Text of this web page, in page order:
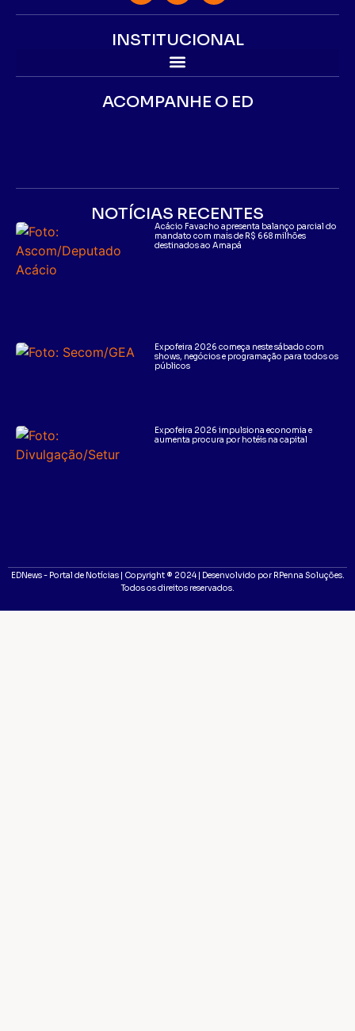
INSTITUCIONAL
ACOMPANHE O ED
NOTÍCIAS RECENTES
Acácio Favacho apresenta balanço parcial do
mandato com mais de R$ 668 milhões
destinados ao Amapá
Expofeira 2026 começa neste sábado com
shows, negócios e programação para todos os
públicos
Expofeira 2026 impulsiona economia e
aumenta procura por hotéis na capital
EDNews - Portal de Notícias | Copyright ® 2024 | Desenvolvido por RPenna Soluções.
Todos os direitos reservados.